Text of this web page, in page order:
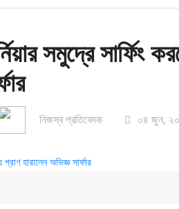
সমুদ্রে সার্ফিং
নিজস্ব প্রতিবেদক ০৪ জুন,